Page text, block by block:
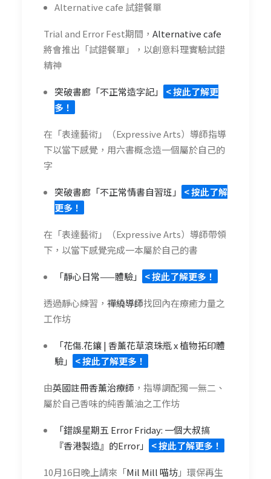
Alternative cafe 試錯餐單
Trial and Error Fest期間， Alternative cafe
將會推出「試錯餐單」，以創意料理實驗試錯
精神
突破書廊「不正常造字記」
< 按此了解更
多！
在「表達藝術」（Expressive Arts）導師指導
下以當下感覺，用六書概念造一個屬於自己的
字
突破書廊「不正常情書自習班」
< 按此了解
更多！
在「表達藝術」（Expressive Arts）導師帶領
下，以當下感覺完成一本屬於自己的書
「靜心日常——體驗」 < 按此了解更多！
透過靜心練習， 禪繞導師找回內在療癒力量之
工作坊
「花傷.花鑲 | 香薰花草滾珠瓶 x 植物拓印體
驗」
< 按此了解更多！
由英國註冊香薰治療師 ，指導調配獨一無二、
屬於自己香味的純香薰油之工作坊
「錯誤星期五 Error Friday: 一個大叔搞
『香港製造』的Error」
< 按此了解更多！
10月16日晚上請來「Mil Mill 喵坊」環保再生